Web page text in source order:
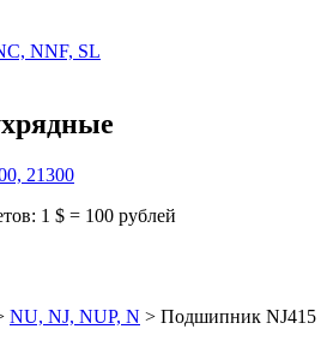
NNF, SL
21300
1 $ = 100 рублей
NU, NJ, NUP, N > Подшипник NJ415